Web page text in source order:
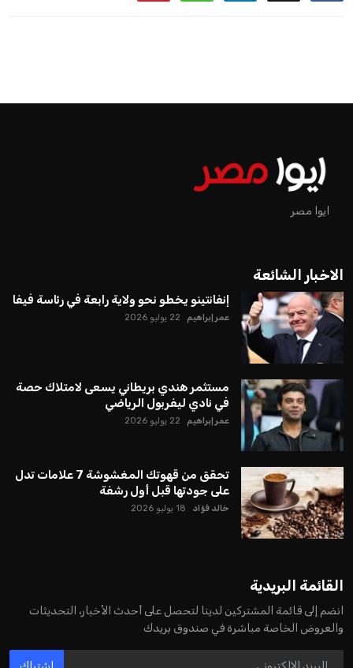
ايوا مصر
الاخبار الشائعة
إنفانتينو يخطو نحو ولاية رابعة في رئاسة فيفا
عمر إبراهيم 22 يوليو 2026
مستثمر هندي بريطاني يسعى لامتلاك حصة
في نادي ليفربول الرياضي
عمر إبراهيم 22 يوليو 2026
تحقق من قهوتك المغشوشة 7 علامات تدل
على جودتها قبل أول رشفة
خالد فؤاد 18 يوليو 2026
القائمة البريدية
انضم إلى قائمة المشتركين لدينا لتحصل على أحدث الأخبار، التحديثات
والعروض الخاصة مباشرة في صندوق بريدك